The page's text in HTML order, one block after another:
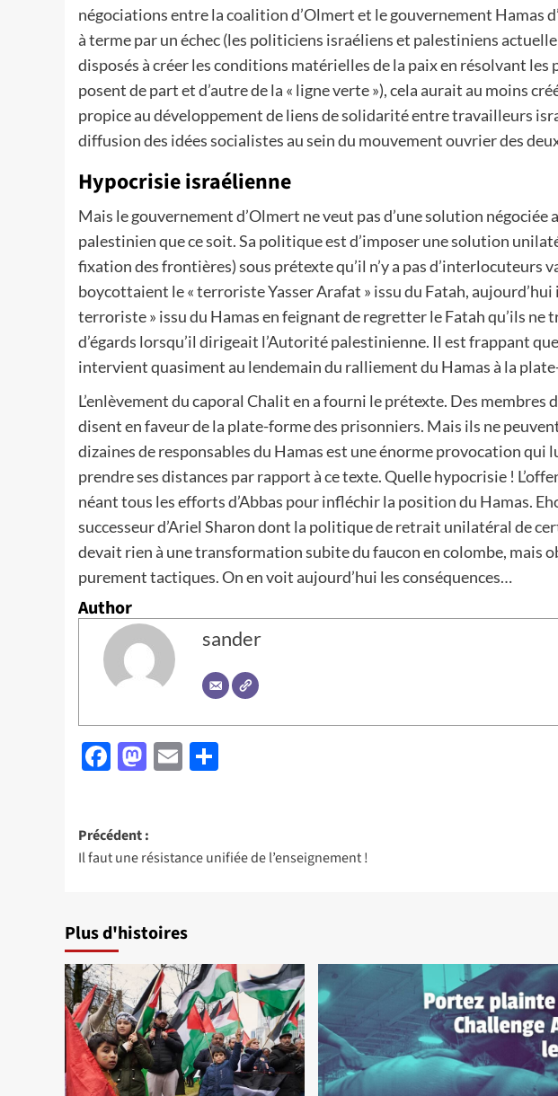
négociations entre la coalition d’Olmert et le gouvernement Hamas
à terme par un échec (les politiciens israéliens et palestiniens
disposés à créer les conditions matérielles de la paix en résolvant les
posent de part et d’autre de la « ligne verte »), cela aurait au moins
propice au développement de liens de solidarité entre travailleurs
diffusion des idées socialistes au sein du mouvement ouvrier des
Hypocrisie israélienne
Mais le gouvernement d’Olmert ne veut pas d’une solution négociée
palestinien que ce soit. Sa politique est d’imposer une solution
fixation des frontières) sous prétexte qu’il n’y a pas d’interlocuteurs
boycottaient le « terroriste Yasser Arafat » issu du Fatah,
terroriste » issu du Hamas en feignant de regretter le Fatah qu’ils
d’égards lorsqu’il dirigeait l’Autorité palestinienne. Il est frappant
intervient quasiment au lendemain du ralliement du Hamas à la
L’enlèvement du caporal Chalit en a fourni le prétexte. Des membres
disent en faveur de la plate-forme des prisonniers. Mais ils ne
dizaines de responsables du Hamas est une énorme provocation qui
prendre ses distances par rapport à ce texte. Quelle hypocrisie !
néant tous les efforts d’Abbas pour infléchir la position du Hamas.
successeur d’Ariel Sharon dont la politique de retrait unilatéral de
devait rien à une transformation subite du faucon en colombe, mais
purement tactiques. On en voit aujourd’hui les conséquences…
Author
sander
Facebook
Mastodon
Email
Navigation
d’article
Précédent :
Il faut une résistance unifiée de l’enseignement !
Plus d'histoires